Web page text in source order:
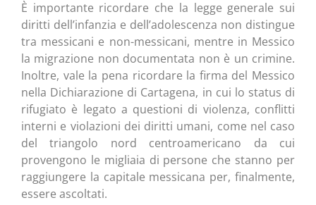
È importante ricordare che la legge generale sui
diritti dell’infanzia e dell’adolescenza non distingue
tra messicani e non-messicani, mentre in Messico
la migrazione non documentata non è un crimine.
Inoltre, vale la pena ricordare la firma del Messico
nella Dichiarazione di Cartagena, in cui lo status di
rifugiato è legato a questioni di violenza, conflitti
interni e violazioni dei diritti umani, come nel caso
del triangolo nord centroamericano da cui
provengono le migliaia di persone che stanno per
raggiungere la capitale messicana per, finalmente,
essere ascoltati.